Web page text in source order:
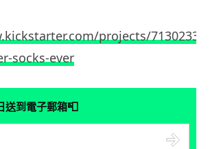
projects/
socks-ever
送到電子郵箱📮